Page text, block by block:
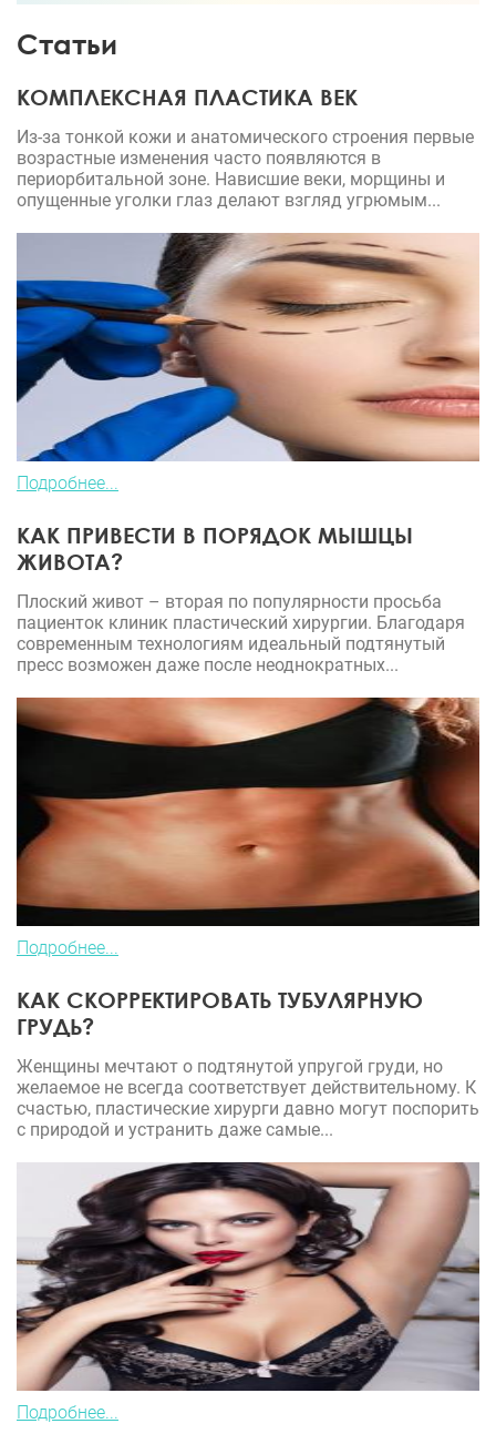
Статьи
КОМПЛЕКСНАЯ ПЛАСТИКА ВЕК
Из-за тонкой кожи и анатомического строения первые
возрастные изменения часто появляются в
периорбитальной зоне. Нависшие веки, морщины и
опущенные уголки глаз делают взгляд угрюмым...
Подробнее...
КАК ПРИВЕСТИ В ПОРЯДОК МЫШЦЫ
ЖИВОТА?
Плоский живот – вторая по популярности просьба
пациенток клиник пластический хирургии. Благодаря
современным технологиям идеальный подтянутый
пресс возможен даже после неоднократных...
Подробнее...
КАК СКОРРЕКТИРОВАТЬ ТУБУЛЯРНУЮ
ГРУДЬ?
Женщины мечтают о подтянутой упругой груди, но
желаемое не всегда соответствует действительному. К
счастью, пластические хирурги давно могут поспорить
с природой и устранить даже самые...
Подробнее...